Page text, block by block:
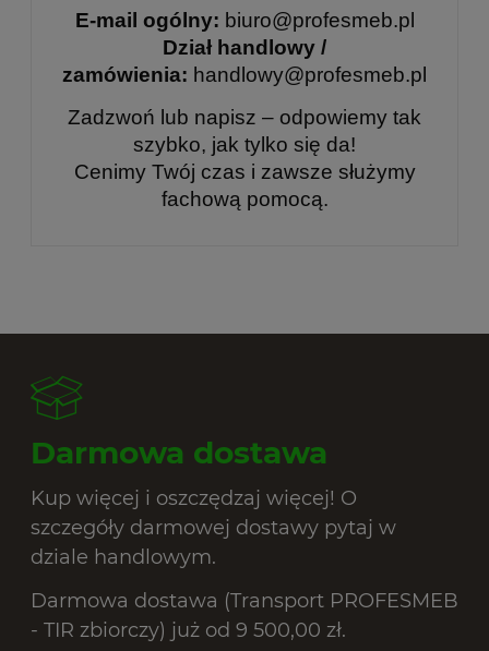
E-mail ogólny: biuro@profesmeb.pl
Dział handlowy /
zamówienia: handlowy@profesmeb.pl
Zadzwoń lub napisz – odpowiemy tak
szybko, jak tylko się da!
Cenimy Twój czas i zawsze służymy
fachową pomocą.
Darmowa dostawa
Kup więcej i oszczędzaj więcej! O
szczegóły darmowej dostawy pytaj w
dziale handlowym.
Darmowa dostawa (Transport PROFESMEB
- TIR zbiorczy) już od 9 500,00 zł.